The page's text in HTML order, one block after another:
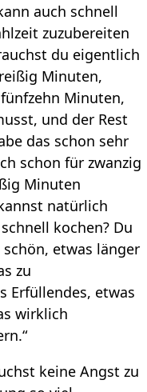
auch schnell
zuzubereiten
du eigentlich
Minuten,
Minuten,
und der Rest
das schon sehr
schon für zwanzig
Minuten
natürlich
kochen? Du
etwas länger
zu
Erfüllendes, etwas
wirklich
keine Angst zu